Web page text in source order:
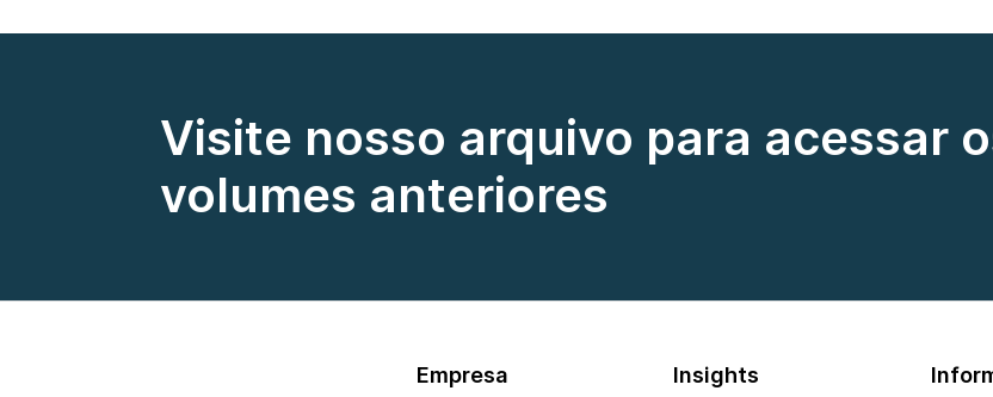
Visite nosso arquivo para acessar
volumes anteriores
Empresa Insights